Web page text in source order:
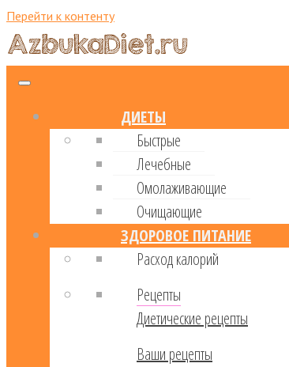
Перейти к контенту
ДИЕТЫ
Быстрые
Лечебные
Омолаживающие
Очищающие
ЗДОРОВОЕ ПИТАНИЕ
Расход калорий
Рецепты
Диетические рецепты
Ваши рецепты